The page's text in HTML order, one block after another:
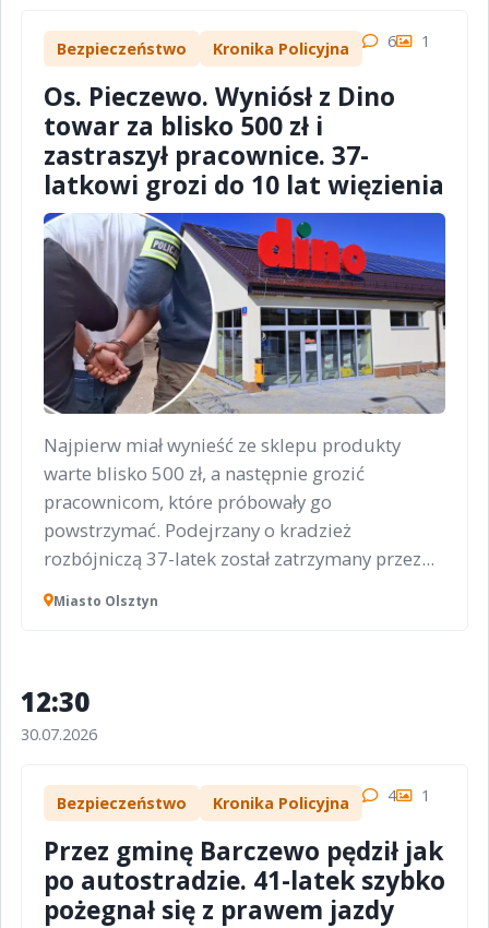
Bezpieczeństwo Kronika Policyjna 6 1
Os. Pieczewo. Wyniósł z Dino
towar za blisko 500 zł i
zastraszył pracownice. 37-
latkowi grozi do 10 lat więzienia
Najpierw miał wynieść ze sklepu produkty
warte blisko 500 zł, a następnie grozić
pracownicom, które próbowały go
powstrzymać. Podejrzany o kradzież
rozbójniczą 37-latek został zatrzymany przez...
Miasto Olsztyn
12:30
30.07.2026
Bezpieczeństwo Kronika Policyjna 4 1
Przez gminę Barczewo pędził jak
po autostradzie. 41-latek szybko
pożegnał się z prawem jazdy